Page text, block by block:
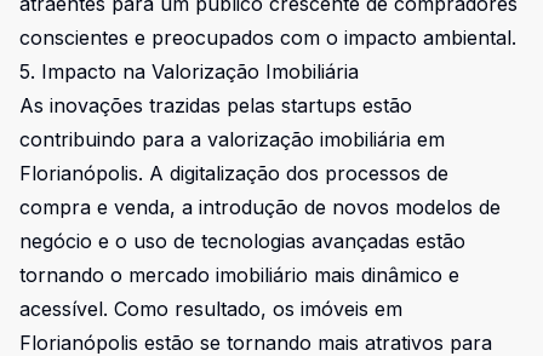
conscientes e preocupados com o impacto ambiental.
5. Impacto na Valorização Imobiliária
As inovações trazidas pelas startups estão
contribuindo para a valorização imobiliária em
Florianópolis. A digitalização dos processos de
compra e venda, a introdução de novos modelos de
negócio e o uso de tecnologias avançadas estão
tornando o mercado imobiliário mais dinâmico e
acessível. Como resultado, os imóveis em
Florianópolis estão se tornando mais atrativos para